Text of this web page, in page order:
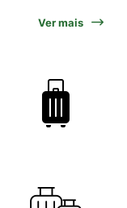
Ver mais